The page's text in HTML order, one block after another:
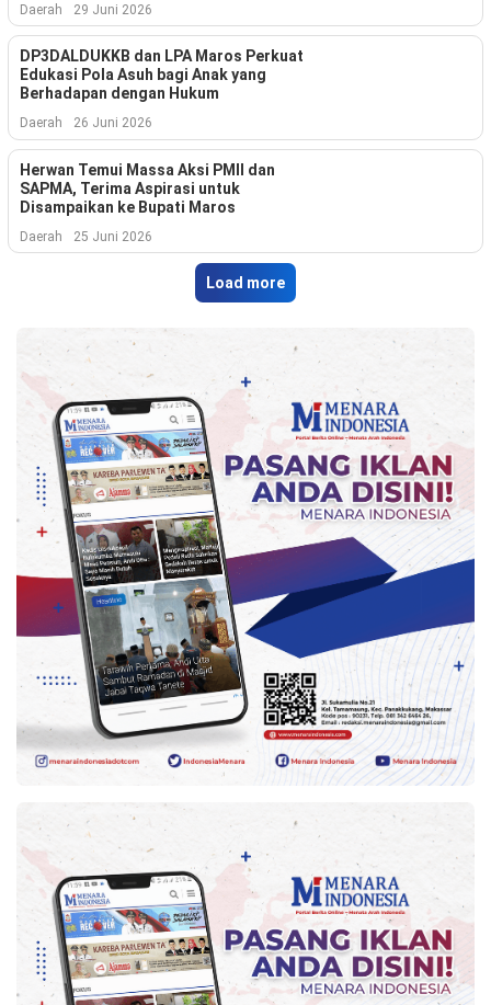
All
Right
Reserve
Daerah 29 Juni 2026
DP3DALDUKKB dan LPA Maros Perkuat
Edukasi Pola Asuh bagi Anak yang
Berhadapan dengan Hukum
Daerah 26 Juni 2026
Herwan Temui Massa Aksi PMII dan
SAPMA, Terima Aspirasi untuk
Disampaikan ke Bupati Maros
Daerah 25 Juni 2026
Load more